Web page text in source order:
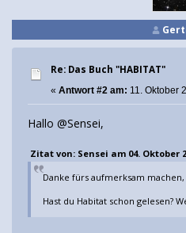
Re: Das Buch "HABITAT"
« Antwort #2 am: 11. Oktober
Hallo @Sensei,
Zitat von: Sensei am 04. Oktober
Danke fürs aufmerksam
Hast du Habitat schon gelesen?